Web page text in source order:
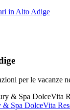
per le vacanze
Spa DolceVita